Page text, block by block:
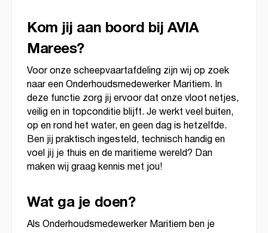
Kom jij aan boord bij AVIA
Marees?
Voor onze scheepvaartafdeling zijn wij op zoek
naar een Onderhoudsmedewerker Maritiem. In
deze functie zorg jij ervoor dat onze vloot netjes,
veilig en in topconditie blijft. Je werkt veel buiten,
op en rond het water, en geen dag is hetzelfde.
Ben jij praktisch ingesteld, technisch handig en
voel jij je thuis en de maritieme wereld? Dan
maken wij graag kennis met jou!
Wat ga je doen?
Als Onderhoudsmedewerker Maritiem ben je